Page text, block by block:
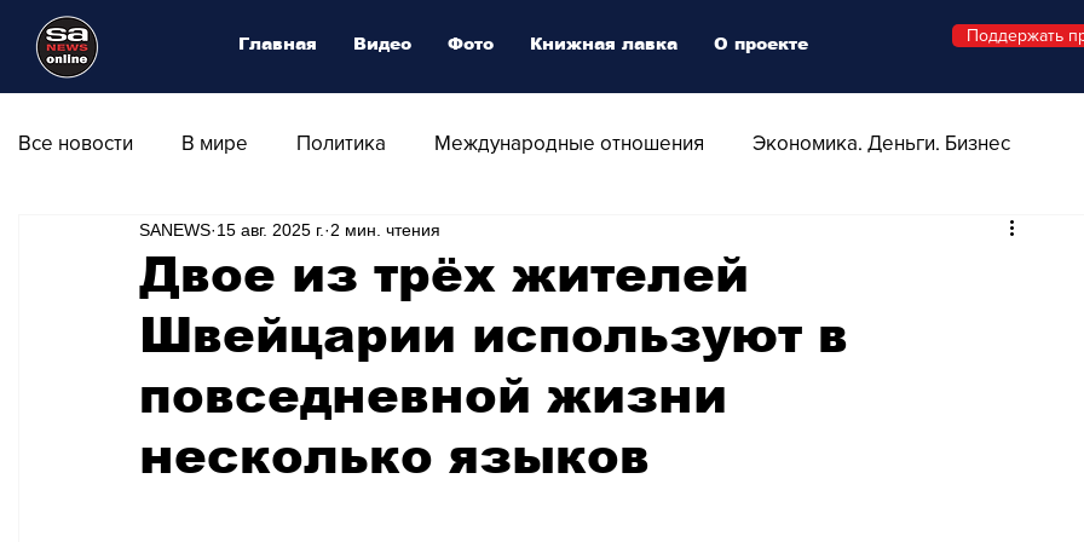
Все новости В мире Политика Международные отношения Экономика. Деньги. Бизнес
Общество Армия Аналитика
Культура Магия искусства Swiss Афиша Стиль Стильный четверг
Двое из трёх жителей
Швейцарии используют в
повседневной жизни
несколько языков
SANEWS 15 авг. 2025 г. 2 мин. чтения
Главная Видео Фото Книжная лавка О проекте Поддержать